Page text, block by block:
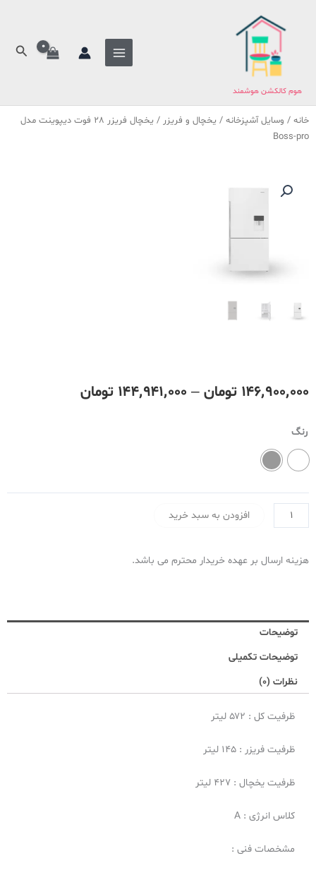
هوم کالکشن هوشمند
خانه / وسایل آشپزخانه / یخچال و فریزر
/ یخچال فریزر 28 فوت دیپوینت مدل
Boss-pro
۱۴۶٬۹۰۰٬۰۰۰ تومان – ۱۴۴٬۹۴۱٬۰۰۰ تومانPrice
۱۴۶٬۹۰۰٬۰۰۰ تومان
رنگ
یخچال
فریزر
28
دیپوینت
pro
افزودن به سبد خرید
هزینه ارسال بر عهده خریدار محترم می باشد.
توضیحات
توضیحات تکمیلی
نظرات (0)
ظرفیت کل : ۵۷۲ لیتر
ظرفیت فریزر : ۱۴۵ لیتر
ظرفیت یخچال : ۴۲۷ لیتر
کلاس انرژی : A
مشخصات فنی :